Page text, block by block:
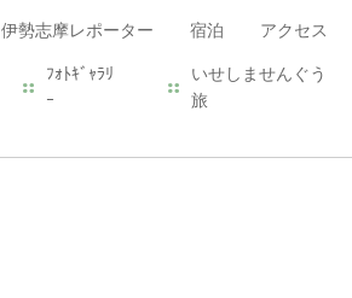
伊勢志摩レポーター 宿泊 アクセス
ﾌｫﾄｷﾞｬﾗﾘ
ｰ
いせしませんぐう
旅